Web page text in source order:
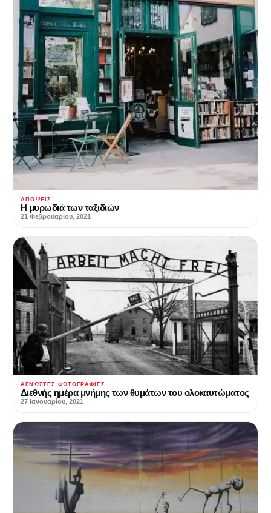
ΑΠΌΨΕΙΣ
Η μυρωδιά των ταξιδιών
21 Φεβρουαρίου, 2021
ΆΓΝΩΣΤΕΣ ΦΩΤΟΓΡΑΦΊΕΣ
Διεθνής ημέρα μνήμης των θυμάτων του ολοκαυτώματος
27 Ιανουαρίου, 2021